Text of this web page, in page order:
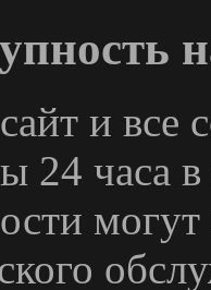
и все
24 часа